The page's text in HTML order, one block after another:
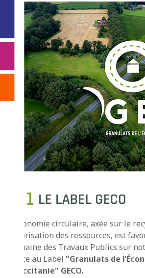
L’économie circulaire, axée sur le
valorisation des ressources, est
domaine des Travaux Publics sur
grâce au Label "Granulats de
d’Occitanie" GECO.